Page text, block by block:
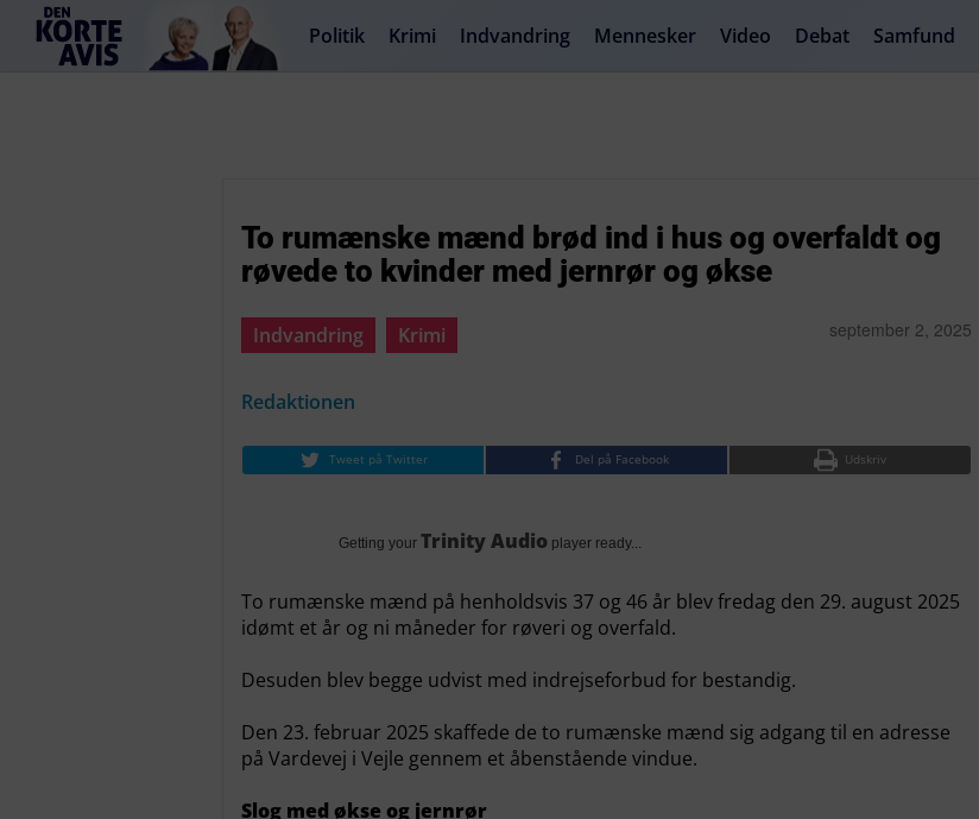
Politik Krimi Indvandring Mennesker Video Debat Samfund
To rumænske mænd brød ind i hus og overfaldt og
røvede to kvinder med jernrør og økse
Indvandring Krimi september 2, 2025
Redaktionen
Tweet på Twitter Del på Facebook Udskriv
Getting your Trinity Audio player ready...
To rumænske mænd på henholdsvis 37 og 46 år blev fredag den 29. august 2025
idømt et år og ni måneder for røveri og overfald.
Desuden blev begge udvist med indrejseforbud for bestandig.
Den 23. februar 2025 skaffede de to rumænske mænd sig adgang til en adresse
på Vardevej i Vejle gennem et åbenstående vindue.
Slog med økse og jernrør